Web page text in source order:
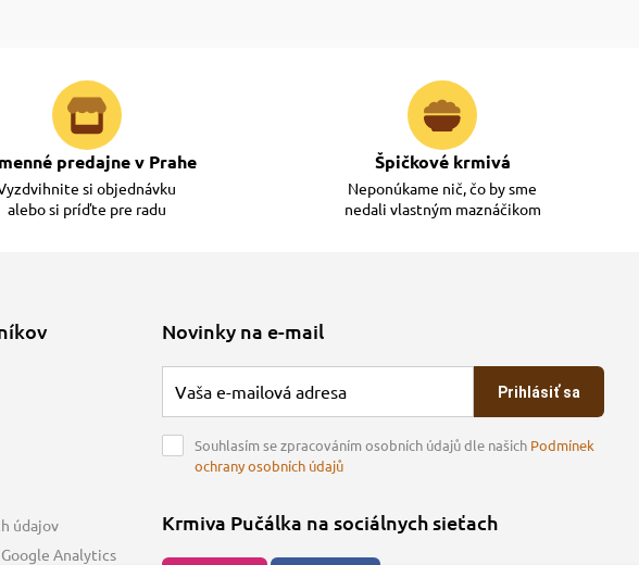
predajne v Prahe
si objednávku
alebo si príďte pre radu
Špičkové krmivá
Neponúkame nič, čo by sme
nedali vlastným maznáčikom
údajov
Analytics
Novinky na e-mail
Prihlásiť sa
Souhlasím se zpracováním osobních údajů dle našich Podmínek
ochrany osobních údajů
Krmiva Pučálka na sociálnych sieťach